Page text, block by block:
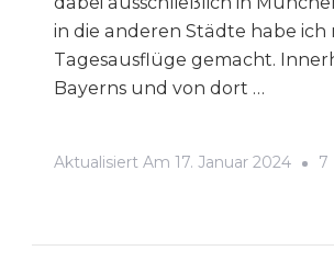
in die anderen Städte habe ich
Tagesausflüge gemacht.
Bayerns und von dort …
Aktualisiert Am 17. Januar 2024 7